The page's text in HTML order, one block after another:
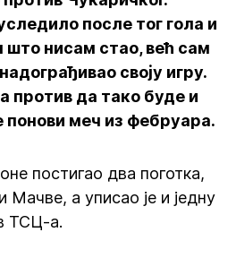
после тог гола и
што нисам стао, већ сам
своју игру.
против да тако буде и
понови меч из фебруара.
постигао два поготка,
Мачве, а уписао је и једну
ТСЦ-а.